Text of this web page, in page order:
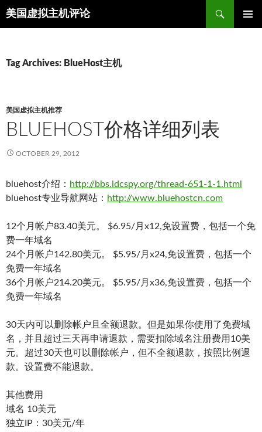
美国虚拟主机评论
Search
Tag Archives: BlueHost主机
美国虚拟主机推荐
BLUEHOST价格详细列表
OCTOBER 29, 2012
bluehost介绍： http://bbs.idcspy.org/thread-651-1-1.html
bluehost专业导航网站： http://www.bluehostcn.com
12个月帐户83.40美元。 $6.95/月x12,免设置费，包括一个免
费一年域名
24个月帐户142.80美元。 $5.95/月x24,免设置费，包括一个
免费一年域名
36个月帐户214.20美元。 $5.95/月x36,免设置费，包括一个
免费一年域名
30天内可以删除帐户且全额退款。但是如果你使用了免费域
名，并且超过三天再申请退款，需要扣除域名注册费用10美
元。超过30天也可以删除帐户，但不全额退款，按照比例退
款。设置费不能退款。
其他费用
域名 10美元
独立IP：30美元/年